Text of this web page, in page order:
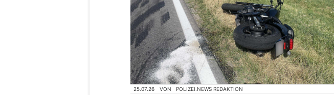
25.07.26 VON POLIZEI.NEWS REDAKTION